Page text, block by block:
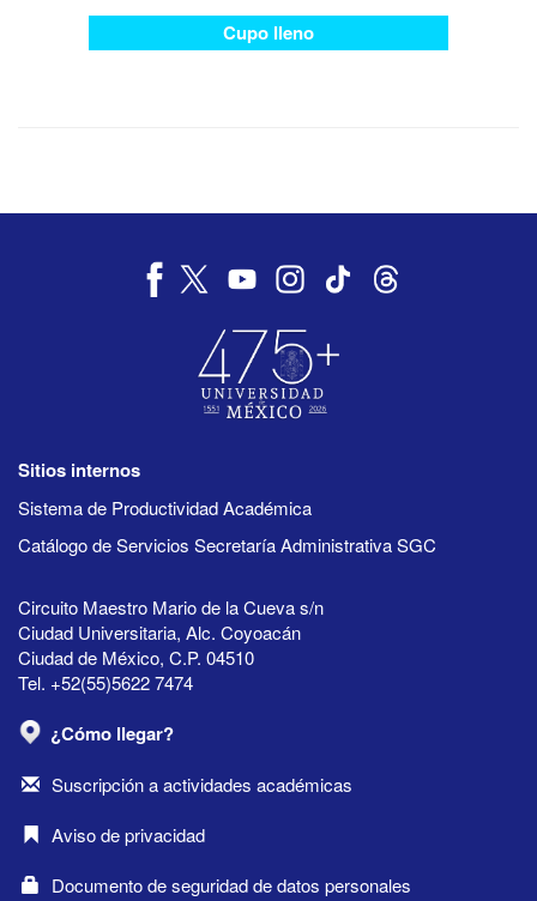
Cupo lleno
Sitios internos
Sistema de Productividad Académica
Catálogo de Servicios Secretaría Administrativa SGC
Circuito Maestro Mario de la Cueva s/n
Ciudad Universitaria, Alc. Coyoacán
Ciudad de México, C.P. 04510
Tel. +52(55)5622 7474
¿Cómo llegar?
Suscripción a actividades académicas
Aviso de privacidad
Documento de seguridad de datos personales